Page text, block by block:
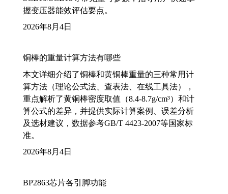
握变压器能效评估要点。
2026年8月4日
铜棒的重量计算方法有哪些
本文详细介绍了铜棒和黄铜棒重量的三种常用计
算方法（理论公式法、查表法、在线工具法），
重点解析了黄铜棒密度取值（8.4-8.7g/cm³）和计
算公式的差异，并提供实际计算案例、误差分析
及选材建议，数据参考GB/T 4423-2007等国家标
准。
2026年8月4日
BP2863芯片各引脚功能